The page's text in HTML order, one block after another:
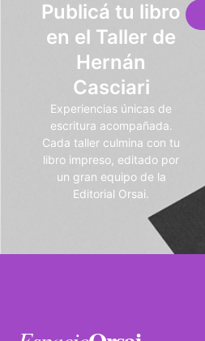
Publicá tu libro
en el Taller de
Hernán
Casciari
Experiencias únicas de
escritura acompañada.
Cada taller culmina con tu
libro impreso, editado por
un gran equipo de la
Editorial Orsai.